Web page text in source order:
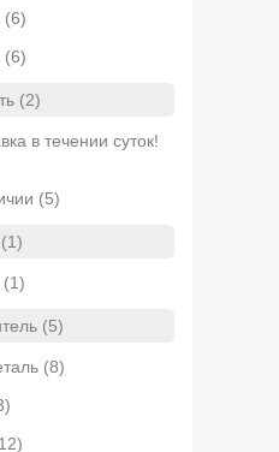
(6)
(6)
(2)
в течении суток!
(5)
(1)
(5)
(8)